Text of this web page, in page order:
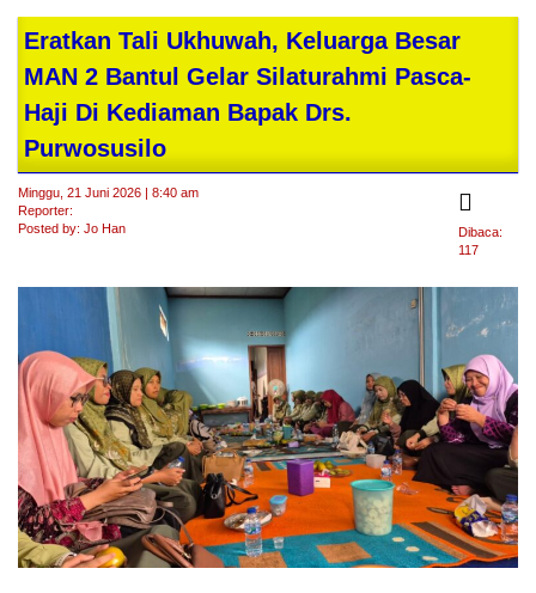
Eratkan Tali Ukhuwah, Keluarga Besar
MAN 2 Bantul Gelar Silaturahmi Pasca-
Haji Di Kediaman Bapak Drs.
Purwosusilo
Minggu, 21 Juni 2026 | 8:40 am
Reporter:
Posted by: Jo Han
Dibaca:
117